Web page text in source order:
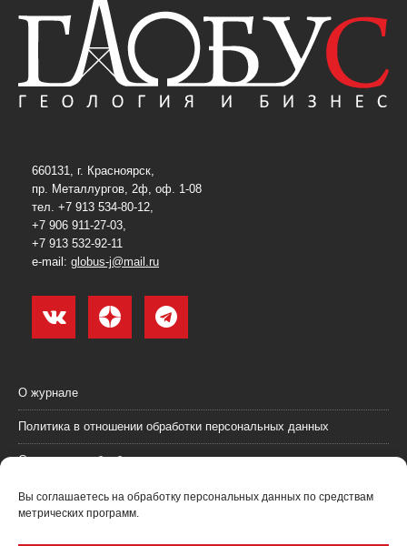
Вы соглашаетесь на обработку персональных данных по средствам
метрических программ.
660131, г. Красноярск,
пр. Металлургов, 2ф, оф. 1-08
тел. +7 913 534-80-12,
+7 906 911-27-03,
+7 913 532-92-11
e-mail: globus-j@mail.ru
О журнале
Политика в отношении обработки персональных данных
Согласие на обработку персональных данных
Пользовательское соглашение (оферта)